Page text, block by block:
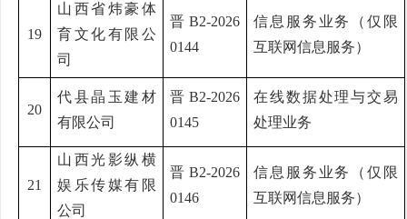
19
山西省炜豪体
育文化有限公
司
晋 B2-2026
0144
信息服务业务（仅限
互联网信息服务）
20
代县晶玉建材
有限公司
晋 B2-2026
0145
在线数据处理与交易
处理业务
21
山西光影纵横
娱乐传媒有限
公司
晋 B2-2026
0146
信息服务业务（仅限
互联网信息服务）